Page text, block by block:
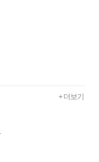
+ 더보기